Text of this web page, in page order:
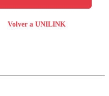
Volver a UNILINK